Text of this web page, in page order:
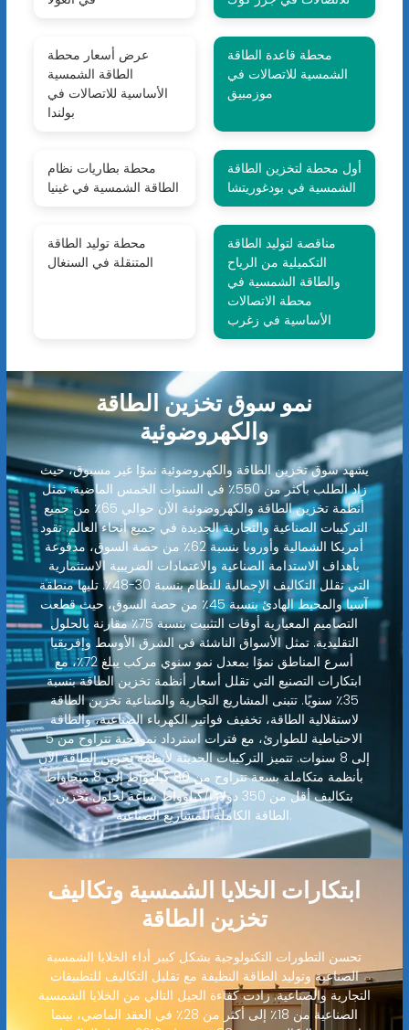
عرض أسعار محطة
الطاقة الشمسية
الأساسية للاتصالات في
بولندا
محطة قاعدة الطاقة
الشمسية للاتصالات في
موزمبيق
محطة بطاريات نظام
الطاقة الشمسية في غينيا
أول محطة لتخزين الطاقة
الشمسية في بودغوريتشا
محطة توليد الطاقة
المتنقلة في السنغال
مناقصة لتوليد الطاقة
التكميلية من الرياح
والطاقة الشمسية في
محطة الاتصالات
الأساسية في زغرب
نمو سوق تخزين الطاقة
والكهروضوئية
يشهد سوق تخزين الطاقة والكهروضوئية نموًا غير مسبوق، حيث
زاد الطلب بأكثر من 550٪ في السنوات الخمس الماضية. تمثل
أنظمة تخزين الطاقة والكهروضوئية الآن حوالي 65٪ من جميع
التركيبات الصناعية والتجارية الجديدة في جميع أنحاء العالم. تقود
أمريكا الشمالية وأوروبا بنسبة 62٪ من حصة السوق، مدفوعة
بأهداف الاستدامة الصناعية والاعتمادات الضريبية الاستثمارية
التي تقلل التكاليف الإجمالية للنظام بنسبة 30-48٪. تليها منطقة
آسيا والمحيط الهادئ بنسبة 45٪ من حصة السوق، حيث قطعت
التصاميم المعيارية أوقات التثبيت بنسبة 75٪ مقارنة بالحلول
التقليدية. تمثل الأسواق الناشئة في الشرق الأوسط وإفريقيا
أسرع المناطق نموًا بمعدل نمو سنوي مركب يبلغ 72٪، مع
ابتكارات التصنيع التي تقلل أسعار أنظمة تخزين الطاقة بنسبة
35٪ سنويًا. تتبنى المشاريع التجارية والصناعية تخزين الطاقة
لاستقلالية الطاقة، تخفيف فواتير الكهرباء الصناعية، والطاقة
الاحتياطية للطوارئ، مع فترات استرداد نموذجية تتراوح من 5
إلى 8 سنوات. تتميز التركيبات الحديثة لأنظمة تخزين الطاقة الآن
بأنظمة متكاملة بسعة تتراوح من 80 كيلوواط إلى 8 ميجاواط
بتكاليف أقل من 350 دولارًا/كيلوواط ساعة لحلول تخزين
الطاقة الكاملة للمشاريع الصناعية.
ابتكارات الخلايا الشمسية وتكاليف
تخزين الطاقة
تحسن التطورات التكنولوجية بشكل كبير أداء الخلايا الشمسية
الصناعية وتوليد الطاقة النظيفة مع تقليل التكاليف للتطبيقات
التجارية والصناعية. زادت كفاءة الجيل التالي من الخلايا الشمسية
الصناعية من 18٪ إلى أكثر من 28٪ في العقد الماضي، بينما